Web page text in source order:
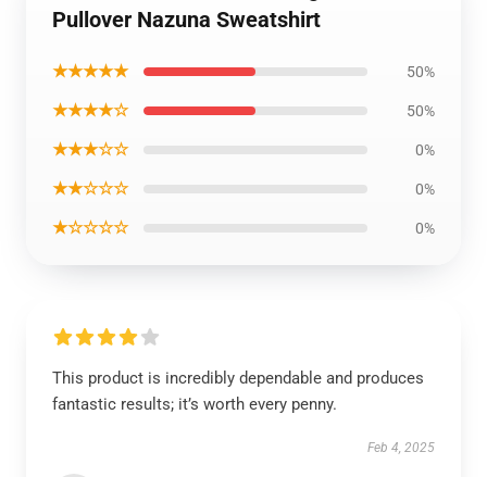
Pullover Nazuna Sweatshirt
★★★★★ 50%
★★★★☆ 50%
★★★☆☆ 0%
★★☆☆☆ 0%
★☆☆☆☆ 0%
This product is incredibly dependable and produces
fantastic results; it’s worth every penny.
Feb 4, 2025